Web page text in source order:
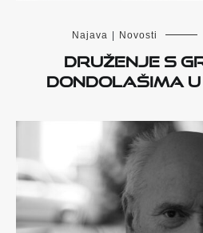
Najava Novosti
Druženje s
dondolašima